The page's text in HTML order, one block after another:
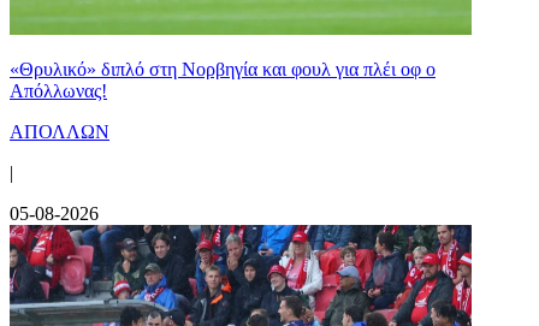
«Θρυλικό» διπλό στη Νορβηγία και φουλ για πλέι οφ ο
Απόλλωνας!
ΑΠΟΛΛΩΝ
|
05-08-2026